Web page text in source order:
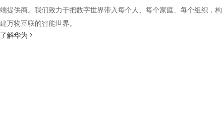
端提供商。我们致力于把数字世界带入每个人、每个家庭、每个组织，构
建万物互联的智能世界。
了解华为